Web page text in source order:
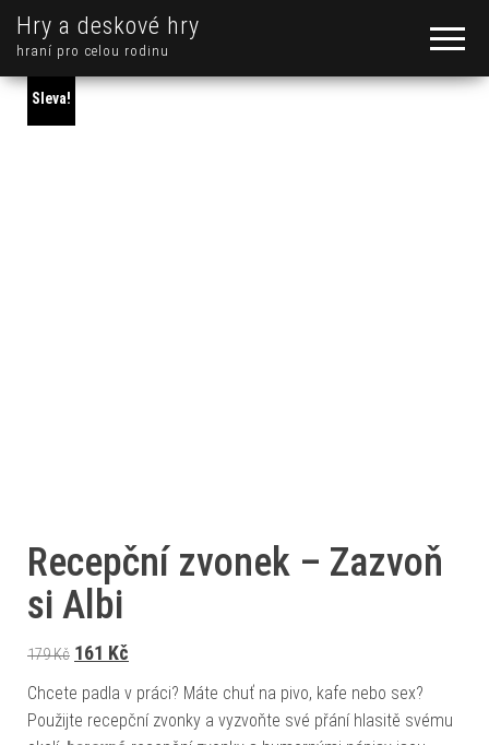
Hry a deskové hry
hraní pro celou rodinu
Sleva!
Recepční zvonek – Zazvoň
si Albi
179Kč Původní cena byla: 179 Kč.
161 Kč
Chcete padla v práci? Máte chuť na pivo, kafe nebo sex?
Použijte recepční zvonky a vyzvoňte své přání hlasitě svému